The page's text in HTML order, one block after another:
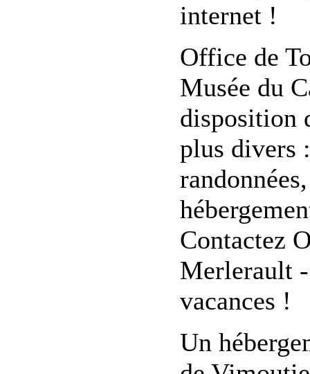
internet !
Office de
Musée du
disposition
plus divers
Contactez
Merlerault
vacances !
Un